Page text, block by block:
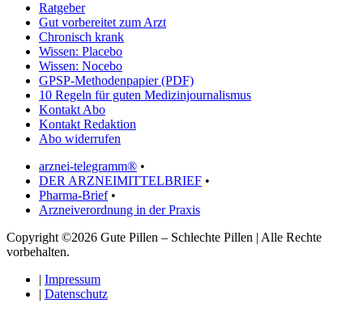
Ratgeber
Gut vorbereitet zum Arzt
Chronisch krank
Wissen: Placebo
Wissen: Nocebo
GPSP-Methodenpapier (PDF)
10 Regeln für guten Medizinjournalismus
Kontakt Abo
Kontakt Redaktion
Abo widerrufen
arznei-telegramm® •
DER ARZNEIMITTELBRIEF •
Pharma-Brief•
Arzneiverordnung in der Praxis
Copyright ©2026 Gute Pillen – Schlechte Pillen | Alle Rechte
vorbehalten.
| Impressum
| Datenschutz